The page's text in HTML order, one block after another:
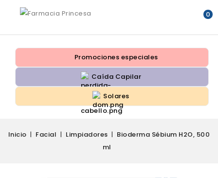
0
Promociones especiales
Caída Capilar
Solares
Inicio Facial Limpiadores
Bioderma Sébium H2O, 500
ml